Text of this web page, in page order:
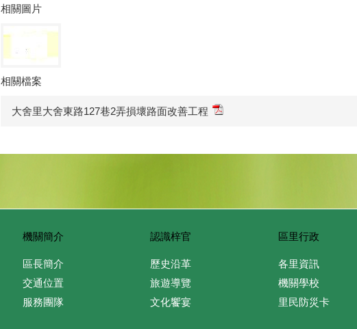
相關圖片
相關檔案
大舍里大舍東路127巷2弄損壞路面改善工程
機關簡介
區長簡介
交通位置
服務團隊
認識梓官
歷史沿革
旅遊導覽
文化饗宴
區里行政
各里資訊
機關學校
里民防災卡